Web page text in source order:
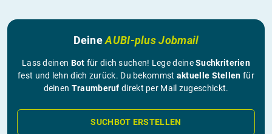
DeineAUBI-plus Jobmail
Lass deinen Bot für dich suchen! Lege deineSuchkriterien
fest und lehn dich zurück. Du bekommst aktuelle Stellen für
deinen Traumberuf direkt per Mail zugeschickt.
SUCHBOT ERSTELLEN